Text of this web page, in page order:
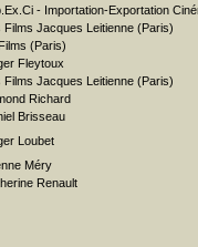
- Importation-Exportation
Films Jacques Leitienne (Paris)
(Paris)
Fleytoux
Films Jacques Leitienne (Paris)
Richard
Brisseau
Loubet
Méry
Renault